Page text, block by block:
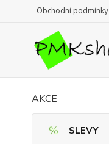
Obchodní podmínky
AKCE
SLEVY